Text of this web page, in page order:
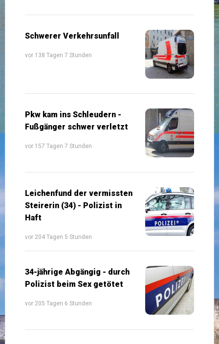
Schwerer Verkehrsunfall
vor 138 Tagen 7 Stunden
Pkw kam ins Schleudern -
Fußgänger schwer verletzt
vor 157 Tagen 7 Stunden
Leichenfund der vermissten
Steirerin (34) - Polizist in
Haft
vor 204 Tagen 5 Stunden
34-jährige Abgängig - durch
Polizist beim Sex getötet
vor 205 Tagen 6 Stunden